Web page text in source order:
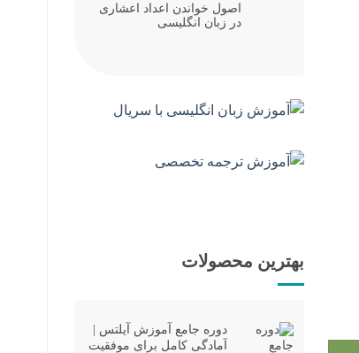
اصول خواندن اعداد اعشاری
در زبان انگلیسی
بهترین محصولات
دوره جامع آموزش آیلتس |
آمادگی کامل برای موفقیت